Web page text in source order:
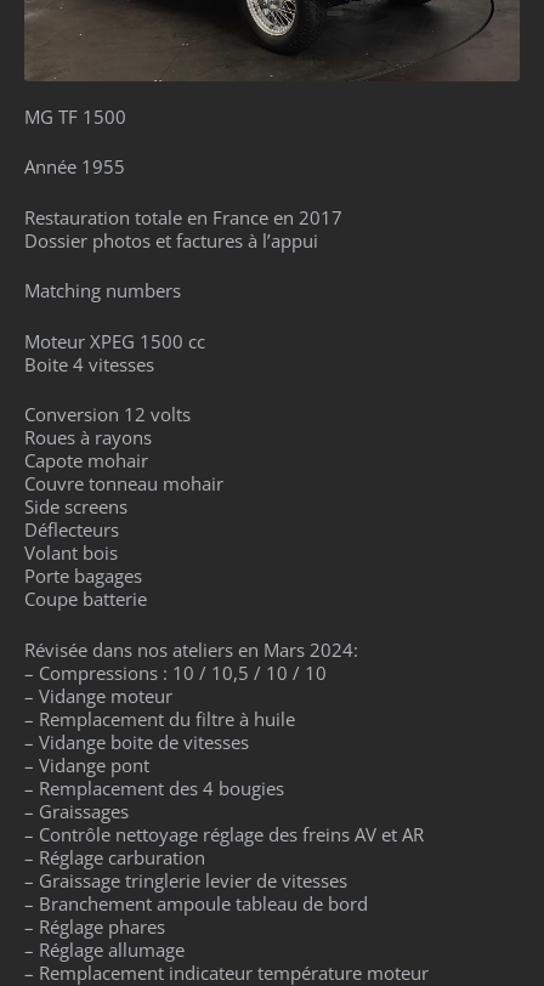
MG TF 1500
Année 1955
Restauration totale en France en 2017
Dossier photos et factures à l’appui
Matching numbers
Moteur XPEG 1500 cc
Boite 4 vitesses
Conversion 12 volts
Roues à rayons
Capote mohair
Couvre tonneau mohair
Side screens
Déflecteurs
Volant bois
Porte bagages
Coupe batterie
Révisée dans nos ateliers en Mars 2024:
– Compressions : 10 / 10,5 / 10 / 10
– Vidange moteur
– Remplacement du filtre à huile
– Vidange boite de vitesses
– Vidange pont
– Remplacement des 4 bougies
– Graissages
– Contrôle nettoyage réglage des freins AV et AR
– Réglage carburation
– Graissage tringlerie levier de vitesses
– Branchement ampoule tableau de bord
– Réglage phares
– Réglage allumage
– Remplacement indicateur température moteur